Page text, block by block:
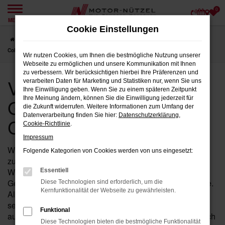
Zum
springen
MENÜ
0
Coburg
VW T-Roc
Gebrauchtwagen für
Coburg
Wenn Sie in der Nähe von Coburg nach einem
zuverlässigen Fahrzeug suchen, das Ihnen Qualität und
Wertigkeit bietet, dann ist ein T-Roc von VW als
Gebrauchtwagen bei Motor-Nützel die ideale Wahl für Sie.
Als Ihr erfahrenes VW Autohaus in der Nähe von Coburg
seit über 90 Jahren, bieten wir Ihnen eine sorgfältig
ausgewählte Palette an T-Roc Gebrauchtwagen, die durch
Cookie Einstellungen
Wir nutzen Cookies, um Ihnen die bestmögliche Nutzung unserer
Webseite zu ermöglichen und unsere Kommunikation mit Ihnen
zu verbessern. Wir berücksichtigen hierbei Ihre Präferenzen und
verarbeiten Daten für Marketing und Statistiken nur, wenn Sie uns
Ihre Einwilligung geben. Wenn Sie zu einem späteren Zeitpunkt
Ihre Meinung ändern, können Sie die Einwilligung jederzeit für
die Zukunft widerrufen. Weitere Informationen zum Umfang der
Datenverarbeitung finden Sie hier: Datenschutzerklärung,
Cookie-Richtlinie.
Impressum
Folgende Kategorien von Cookies werden von uns eingesetzt:
Essentiell
Diese Technologien sind erforderlich, um die
Kernfunktionalität der Webseite zu gewährleisten.
Funktional
Diese Technologien bieten die bestmögliche Funktionalität